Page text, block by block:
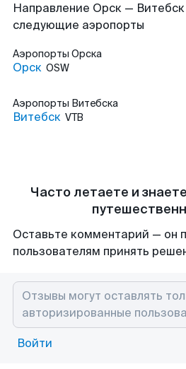
Направление Орск —
следующие аэропорты
Аэропорты Орска
Орск OSW
Аэропорты Витебска
Витебск VTB
Часто летаете и
Оставьте комментарий — он
пользователям принять
Войти